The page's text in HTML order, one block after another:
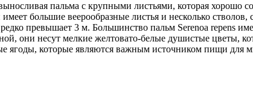
пальма с крупными листьями, которая хорошо
большие веерообразные листья и несколько стволов,
превышает 3 м. Большинство пальм Serenoa repens
они несут мелкие желтовато-белые душистые цветы,
ягоды, которые являются важным источником пищи